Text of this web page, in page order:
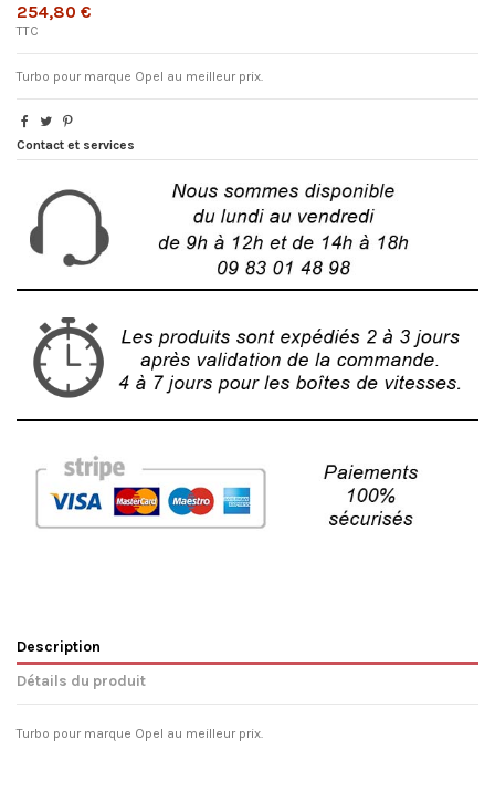
254,80 €
TTC
Turbo pour marque Opel au meilleur prix.
Contact et services
Description
Détails du produit
Turbo pour marque Opel au meilleur prix.